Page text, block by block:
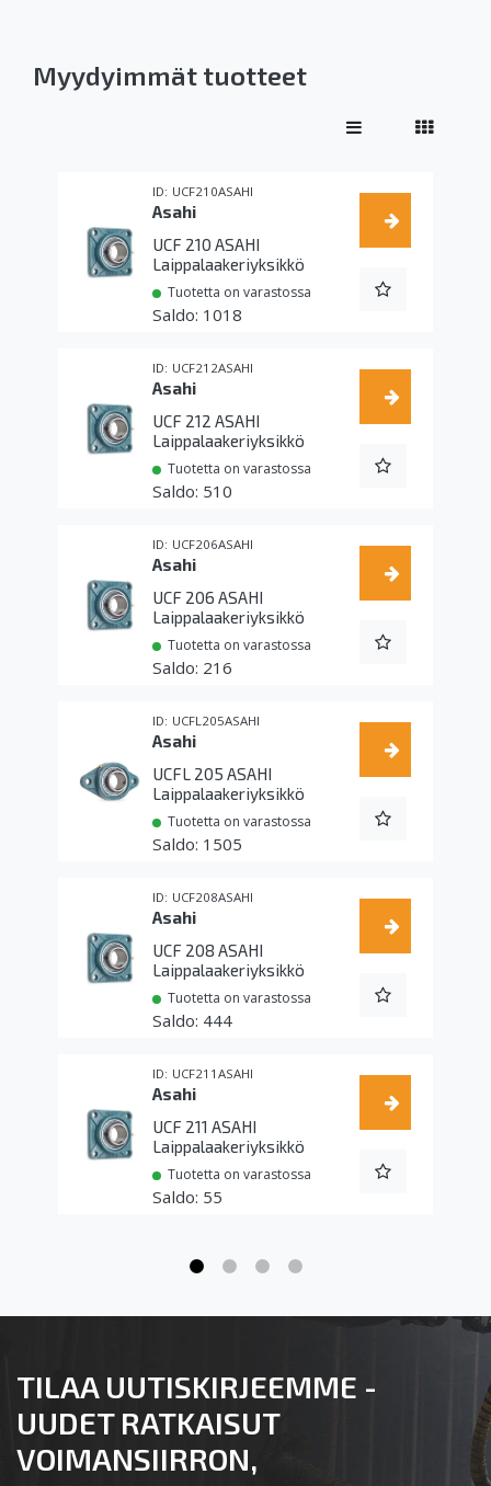
Myydyimmät tuotteet
UCF210ASAHI
Asahi
UCF 210 ASAHI
Laippalaakeriyksikkö
Tuotetta on varastossa
1018
UCF212ASAHI
Asahi
UCF 212 ASAHI
Laippalaakeriyksikkö
Tuotetta on varastossa
510
UCF206ASAHI
Asahi
UCF 206 ASAHI
Laippalaakeriyksikkö
Tuotetta on varastossa
216
UCFL205ASAHI
Asahi
UCFL 205 ASAHI
Laippalaakeriyksikkö
Tuotetta on varastossa
1505
UCF208ASAHI
Asahi
UCF 208 ASAHI
Laippalaakeriyksikkö
Tuotetta on varastossa
444
UCF211ASAHI
Asahi
UCF 211 ASAHI
Laippalaakeriyksikkö
Tuotetta on varastossa
55
TILAA UUTISKIRJEEMME -
UUDET RATKAISUT
VOIMANSIIRRON,